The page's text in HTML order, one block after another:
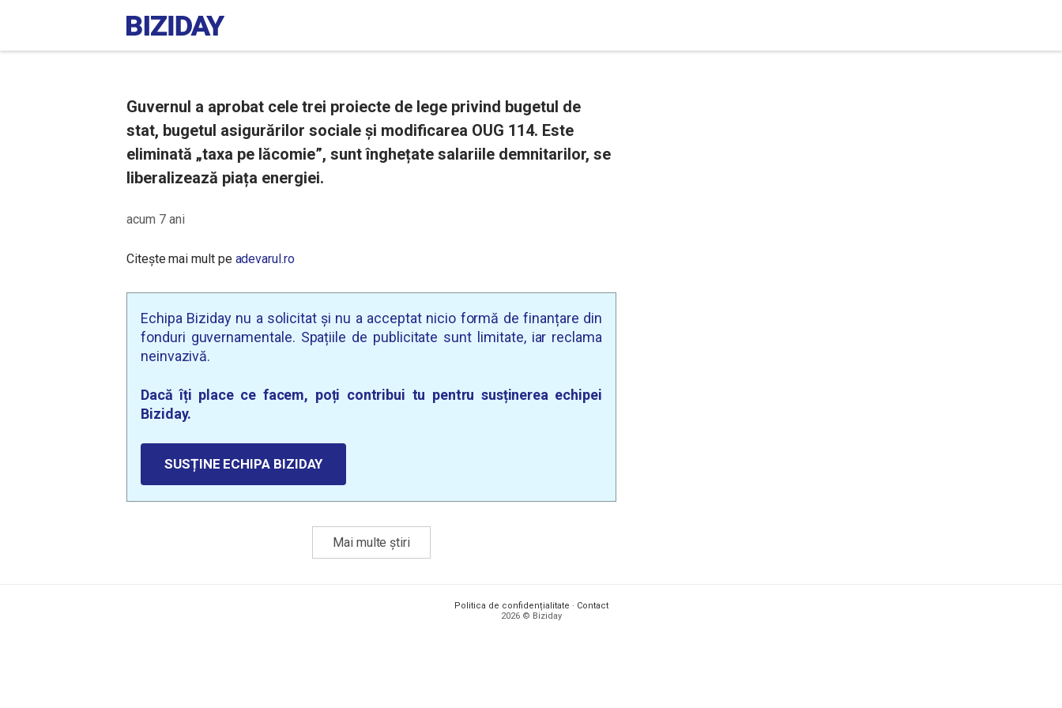
Guvernul a aprobat cele trei proiecte de lege privind bugetul de
stat, bugetul asigurărilor sociale și modificarea OUG 114. Este
eliminată „taxa pe lăcomie”, sunt înghețate salariile demnitarilor, se
liberalizează piața energiei.
acum 7 ani
Citește mai mult pe adevarul.ro
Echipa Biziday nu a solicitat și nu a acceptat nicio formă de finanțare din
fonduri guvernamentale. Spațiile de publicitate sunt limitate, iar reclama
neinvazivă.
Dacă îți place ce facem, poți contribui tu pentru susținerea echipei
Biziday.
SUSȚINE ECHIPA BIZIDAY
Mai multe știri
Politica de confidențialitate · Contact
2026 © Biziday